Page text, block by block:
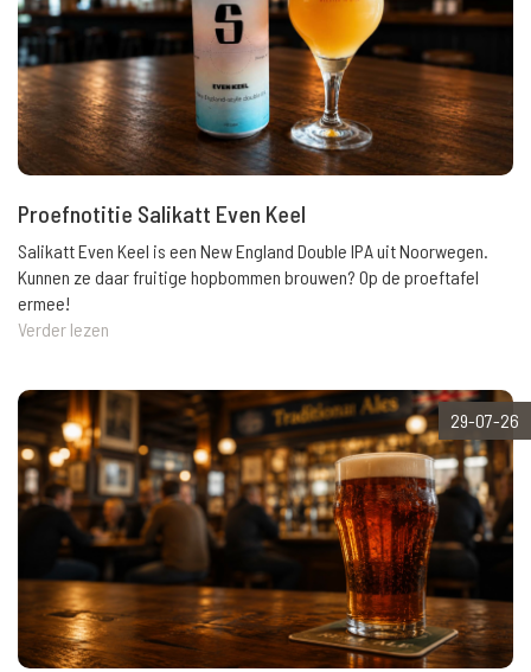
Proefnotitie Salikatt Even Keel
Salikatt Even Keel is een New England Double IPA uit Noorwegen.
Kunnen ze daar fruitige hopbommen brouwen? Op de proeftafel
ermee!
Verder lezen
29-07-26